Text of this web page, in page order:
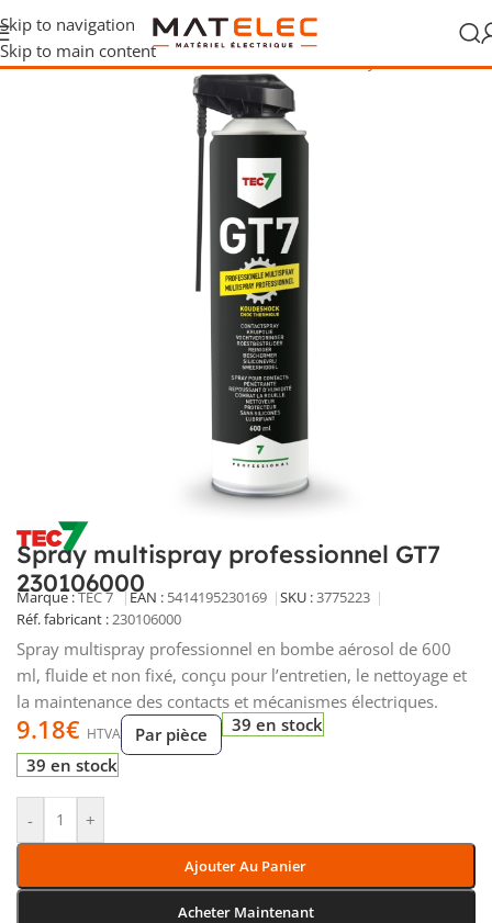
Skip to navigation
Skip to main content
fixation et raccordement/Produit/Nettoyants contacts
Spray multispray professionnel GT7
230106000
Marque :TEC 7 EAN : 5414195230169 SKU :3775223
Réf. fabricant :230106000
Spray multispray professionnel en bombe aérosol de 600
ml, fluide et non fixé, conçu pour l’entretien, le nettoyage et
la maintenance des contacts et mécanismes électriques.
9.18€ HTVA Par pièce
39 en stock
39 en stock
- +
Ajouter Au Panier
Acheter Maintenant